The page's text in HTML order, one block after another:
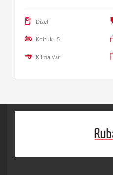
Dizel
Koltuk : 5
Klima Var